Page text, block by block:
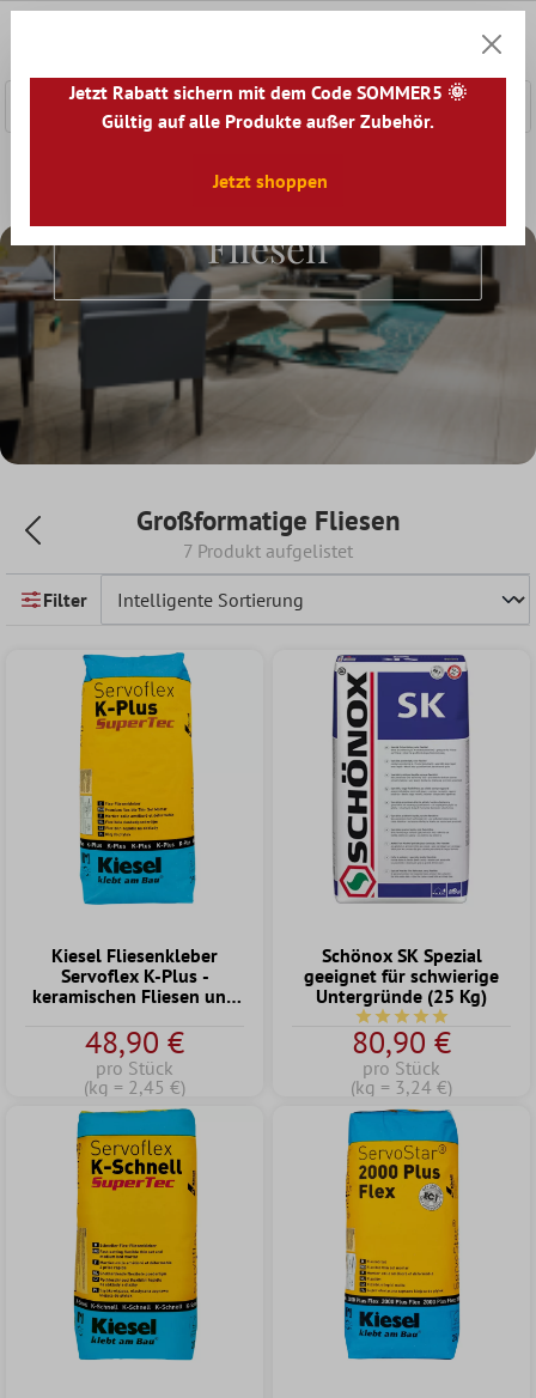
Fliesenkleber
Großformatige
Fliesen
Großformatige Fliesen
7 Produkt aufgelistet
Filter
Kiesel Fliesenkleber
Servoflex K-Plus -
keramischen Fliesen und
Fliesenmörtel (20KG)
48,90 €
pro Stück
(kg = 2,45 €)
Schönox SK Spezial
geeignet für schwierige
Untergründe (25 Kg)
Durchschnittliche
80,90 €
pro Stück
(kg = 3,24 €)
Jetzt Rabatt sichern mit dem Code SOMMER5 🌞
Gültig auf alle Produkte außer Zubehör.
Jetzt shoppen